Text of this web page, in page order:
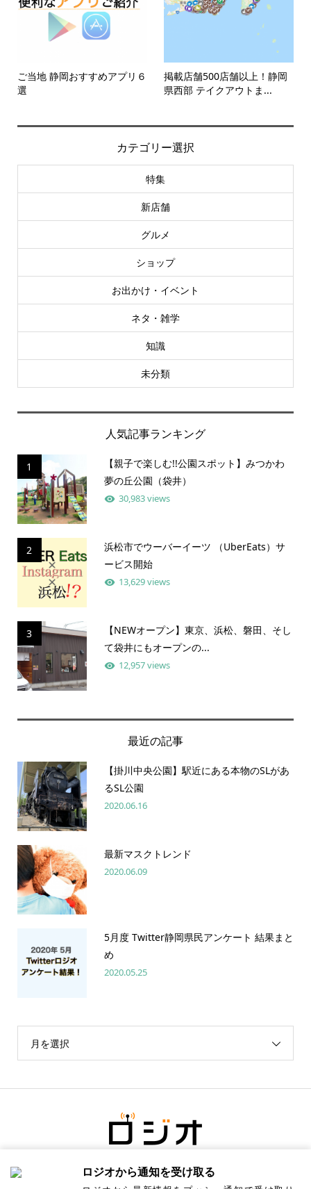
ご当地 静岡おすすめアプリ６
選
掲載店舗500店舗以上！静岡
県西部 テイクアウトま...
カテゴリー選択
特集
新店舗
グルメ
ショップ
お出かけ・イベント
ネタ・雑学
知識
未分類
人気記事ランキング
1
【親子で楽しむ!!公園スポット】みつかわ
夢の丘公園（袋井）
30,983 views
2
浜松市でウーバーイーツ （UberEats）サ
ービス開始
13,629 views
3
【NEWオープン】東京、浜松、磐田、そし
て袋井にもオープンの...
12,957 views
最近の記事
【掛川中央公園】駅近にある本物のSLがあ
るSL公園
2020.06.16
最新マスクトレンド
2020.06.09
5月度 Twitter静岡県民アンケート 結果まと
め
2020.05.25
月を選択
ロジオから通知を受け取る